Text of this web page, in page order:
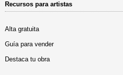
Recursos para artistas
Alta gratuita
Guía para vender
Destaca tu obra